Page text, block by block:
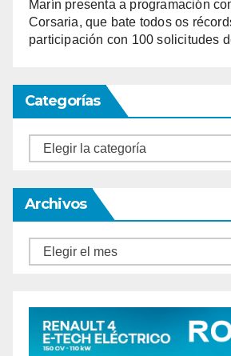
Marín presenta a programación
Corsaria, que bate todos os
participación con 100 solicitudes
Categorías
Categorías
Archivos
Archivos